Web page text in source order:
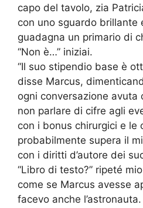
capo del tavolo, zia
con uno sguardo brillante
guadagna un primario di
“Non è…” iniziai.
“Il suo stipendio base è
disse Marcus,
ogni conversazione avuta
non parlare di cifre agli
con i bonus chirurgici e le
probabilmente supera il
con i diritti d’autore dei
“Libro di testo?” ripeté
come se Marcus avesse
facevo anche l’astronauta.